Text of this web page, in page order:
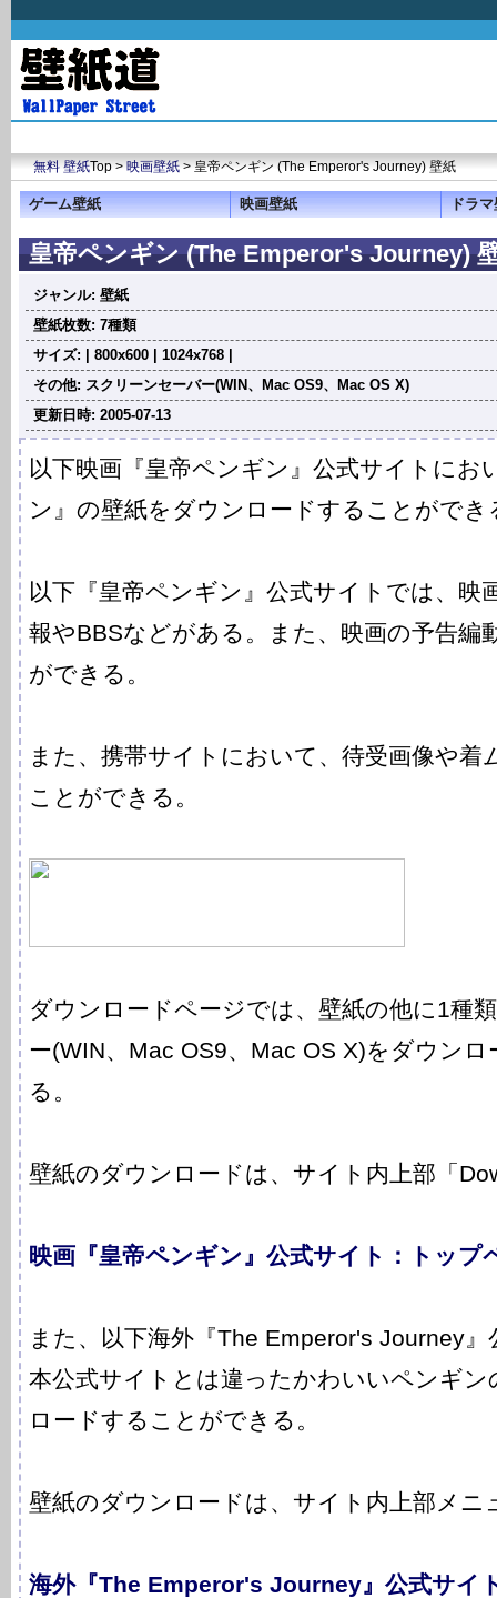
無料 壁紙Top >映画壁紙> 皇帝ペンギン (The Emperor's Journey) 壁紙
ゲーム壁紙 映画壁紙 ドラ
皇帝ペンギン (The Emperor's Journey)
ジャンル: 壁紙
壁紙枚数: 7種類
サイズ: | 800x600 | 1024x768 |
その他: スクリーンセーバー(WIN、Mac OS9、Mac OS X)
更新日時: 2005-07-13
以下映画『皇帝ペンギン』公式サイトにお
ン』の壁紙をダウンロードすることができ
以下『皇帝ペンギン』公式サイトでは、映
報やBBSなどがある。また、映画の予告編
ができる。
また、携帯サイトにおいて、待受画像や着
ことができる。
ダウンロードページでは、壁紙の他に1種
ー(WIN、Mac OS9、Mac OS X)をダウン
る。
壁紙のダウンロードは、サイト内上部「
映画『皇帝ペンギン』公式サイト：トップ
また、以下海外『The Emperor's Journey
本公式サイトとは違ったかわいいペンギン
ロードすることができる。
壁紙のダウンロードは、サイト内上部メニ
海外『The Emperor's Journey』公式サイ